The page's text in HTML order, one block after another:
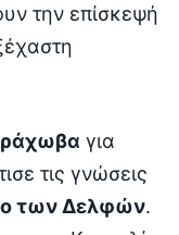
την επίσκεψή
για
τις γνώσεις
των Δελφών.